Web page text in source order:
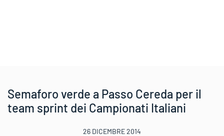
Semaforo verde a Passo Cereda per il
team sprint dei Campionati Italiani
26 DICEMBRE 2014